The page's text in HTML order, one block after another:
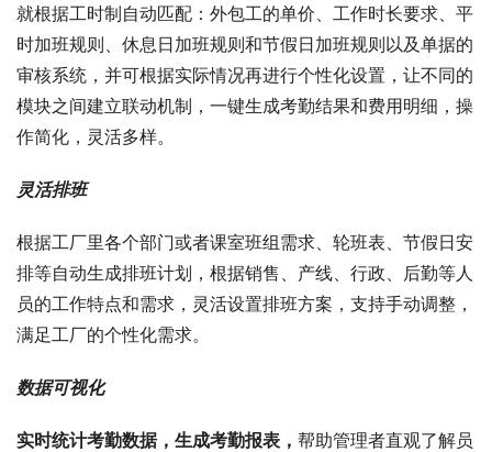
就根据工时制自动匹配：外包工的单价、工作时长要求、平
时加班规则、休息日加班规则和节假日加班规则以及单据的
审核系统，并可根据实际情况再进行个性化设置，让不同的
模块之间建立联动机制，一键生成考勤结果和费用明细，操
作简化，灵活多样。
灵活排班
根据工厂里各个部门或者课室班组需求、轮班表、节假日安
排等自动生成排班计划，根据销售、产线、行政、后勤等人
员的工作特点和需求，灵活设置排班方案，支持手动调整，
满足工厂的个性化需求。
数据可视化
实时统计考勤数据，生成考勤报表， 帮助管理者直观了解员